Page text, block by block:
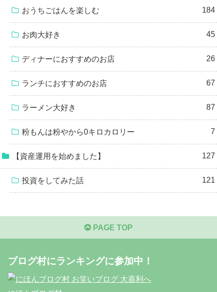
おうちごはんを楽しむ 184
お肉大好き 45
ディナーにおすすめのお店 26
ランチにおすすめのお店 67
ラーメン大好き 87
粉もんは粉やから0キロカロリー 7
【資産運用を始めました】 127
投資をしてみた話 121
PAGE TOP
ブログ村にランキングに参加中！